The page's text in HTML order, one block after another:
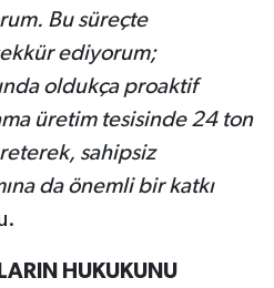
Bu süreçte
ediyorum;
oldukça proaktif
üretim tesisinde 24 ton
sahipsiz
da önemli bir katkı
HUKUKUNU